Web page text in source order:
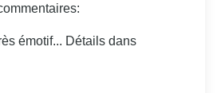
émotif... Détails dans